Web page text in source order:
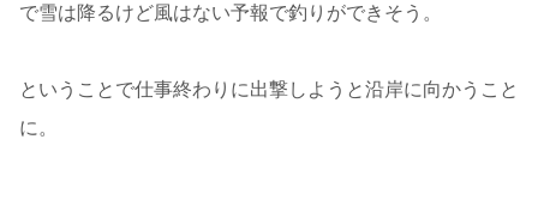
で雪は降るけど風はない予報で釣りができそう。
ということで仕事終わりに出撃しようと沿岸に向かうこと
に。